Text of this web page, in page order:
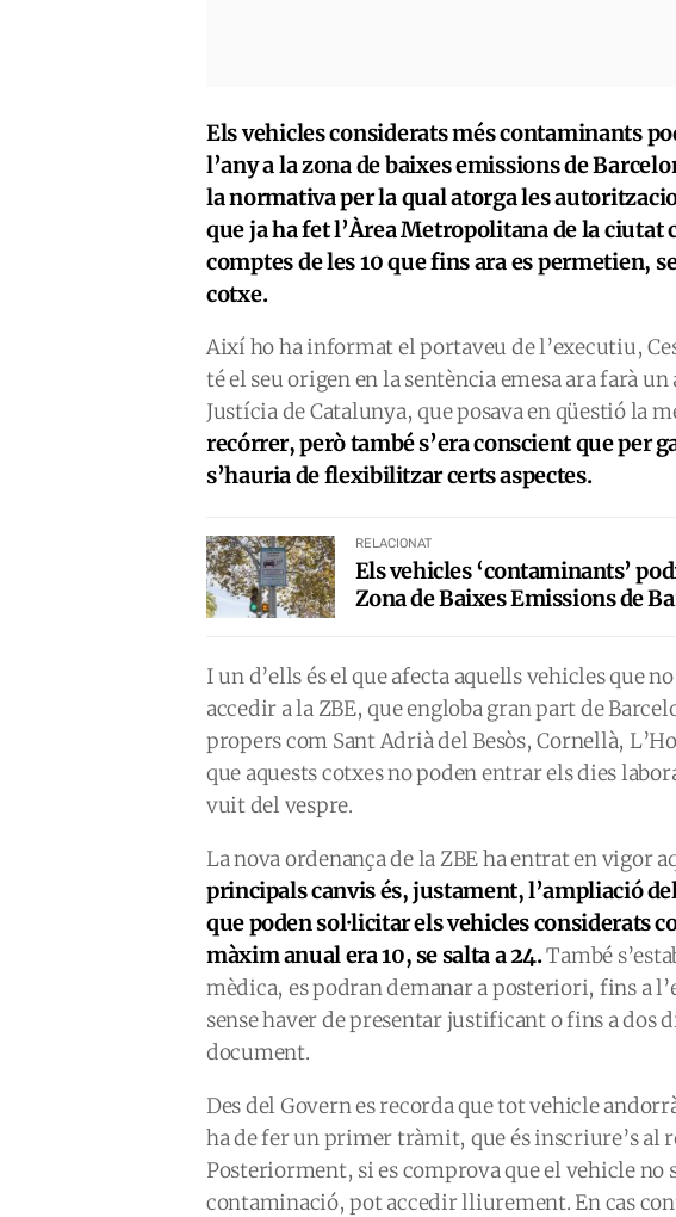
Els vehicles considerats més contaminants
l’any a la zona de baixes emissions de
la normativa per la qual atorga les
que ja ha fet l’Àrea Metropolitana de la
comptes de les 10 que fins ara es permetien,
cotxe.
Així ho ha informat el portaveu de l’executiu,
té el seu origen en la sentència emesa ara farà
Justícia de Catalunya, que posava en qüestió la
recórrer, però també s’era conscient que per
s’hauria de flexibilitzar certs aspectes.
RELACIONAT
Els vehicles ‘contaminants’
Zona de Baixes Emissions de
I un d’ells és el que afecta aquells vehicles que
accedir a la ZBE, que engloba gran part de
propers com Sant Adrià del Besòs, Cornellà,
que aquests cotxes no poden entrar els dies
vuit del vespre.
La nova ordenança de la ZBE ha entrat en vigor
principals canvis és, justament, l’ampliació
que poden sol·licitar els vehicles considerats
màxim anual era 10, se salta a 24.També
mèdica, es podran demanar a posteriori, fins a
sense haver de presentar justificant o fins a dos
document.
Des del Govern es recorda que tot vehicle
ha de fer un primer tràmit, que és inscriure’s al
Posteriorment, si es comprova que el vehicle no
contaminació, pot accedir lliurement. En cas